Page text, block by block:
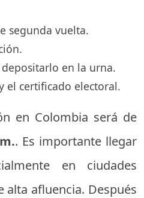
segunda vuelta.
en la urna.
el certificado electoral.
en Colombia será de
. Es importante llegar
en ciudades
alta afluencia. Después